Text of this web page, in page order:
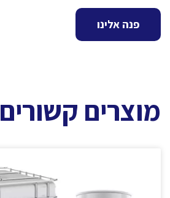
פנה אלינו
מוצרים קשורים